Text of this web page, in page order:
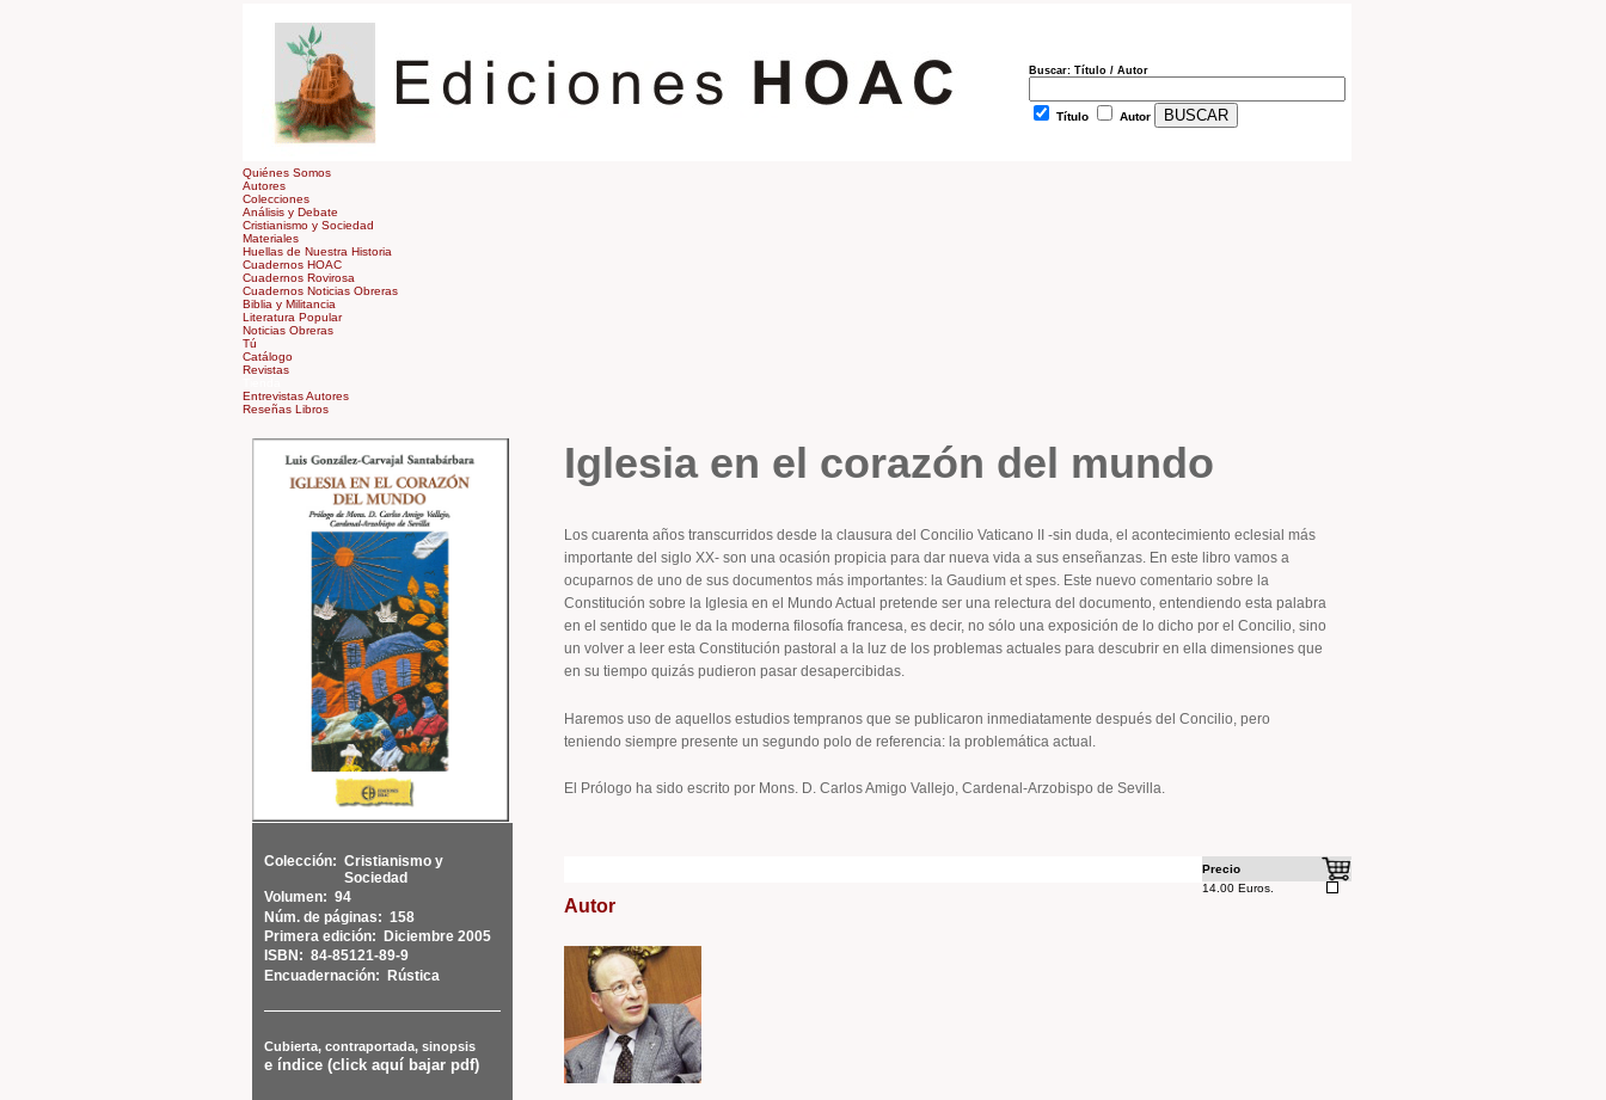
Buscar: Título / Autor
Título Autor
Quiénes Somos
Autores
Colecciones
Análisis y Debate
Cristianismo y Sociedad
Materiales
Huellas de Nuestra Historia
Cuadernos HOAC
Cuadernos Rovirosa
Cuadernos Noticias Obreras
Biblia y Militancia
Literatura Popular
Noticias Obreras
Tú
Catálogo
Revistas
Entrevistas Autores
Reseñas Libros
Iglesia en el corazón del mundo
Los cuarenta años transcurridos desde la clausura del Concilio Vaticano II -sin duda, el acontecimiento eclesial más
importante del siglo XX- son una ocasión propicia para dar nueva vida a sus enseñanzas. En este libro vamos a
ocuparnos de uno de sus documentos más importantes: la Gaudium et spes. Este nuevo comentario sobre la
Constitución sobre la Iglesia en el Mundo Actual pretende ser una relectura del documento, entendiendo esta palabra
en el sentido que le da la moderna filosofía francesa, es decir, no sólo una exposición de lo dicho por el Concilio, sino
un volver a leer esta Constitución pastoral a la luz de los problemas actuales para descubrir en ella dimensiones que
en su tiempo quizás pudieron pasar desapercibidas.
Haremos uso de aquellos estudios tempranos que se publicaron inmediatamente después del Concilio, pero
teniendo siempre presente un segundo polo de referencia: la problemática actual.
El Prólogo ha sido escrito por Mons. D. Carlos Amigo Vallejo, Cardenal-Arzobispo de Sevilla.
Precio
14.00 Euros.
Autor
Colección: Cristianismo y
Sociedad
Volumen: 94
Núm. de páginas: 158
Primera edición:
Diciembre 2005
ISBN: 84-85121-89-9
Encuadernación: Rústica
Cubierta, contraportada, sinopsis
e índice (click aquí bajar pdf)